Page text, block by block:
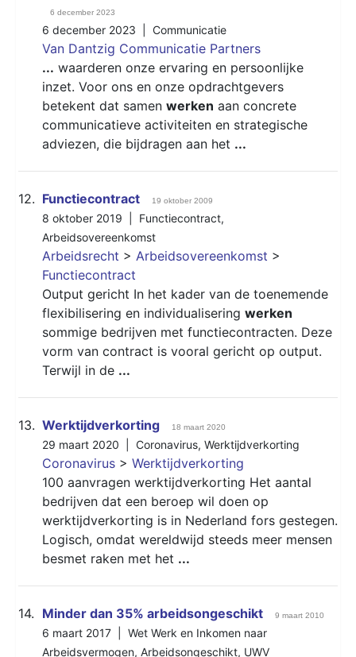
6 december 2023
6 december 2023 | Communicatie
Van Dantzig Communicatie Partners
... waarderen onze ervaring en persoonlijke
inzet. Voor ons en onze opdrachtgevers
betekent dat samen werken aan concrete
communicatieve activiteiten en strategische
adviezen, die bijdragen aan het ...
12. Functiecontract 19 oktober 2009
8 oktober 2019 | Functiecontract,
Arbeidsovereenkomst
Arbeidsrecht > Arbeidsovereenkomst >
Functiecontract
Output gericht In het kader van de toenemende
flexibilisering en individualisering werken
sommige bedrijven met functiecontracten. Deze
vorm van contract is vooral gericht op output.
Terwijl in de ...
13. Werktijdverkorting 18 maart 2020
29 maart 2020 | Coronavirus, Werktijdverkorting
Coronavirus > Werktijdverkorting
100 aanvragen werktijdverkorting Het aantal
bedrijven dat een beroep wil doen op
werktijdverkorting is in Nederland fors gestegen.
Logisch, omdat wereldwijd steeds meer mensen
besmet raken met het ...
14. Minder dan 35% arbeidsongeschikt 9 maart 2010
6 maart 2017 | Wet Werk en Inkomen naar
Arbeidsvermogen, Arbeidsongeschikt, UWV